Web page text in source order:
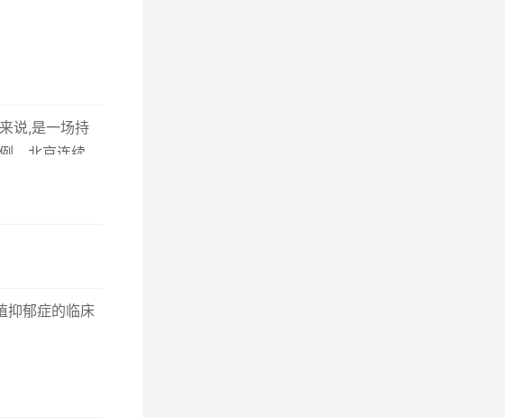
说,是一场持
，北京连续3